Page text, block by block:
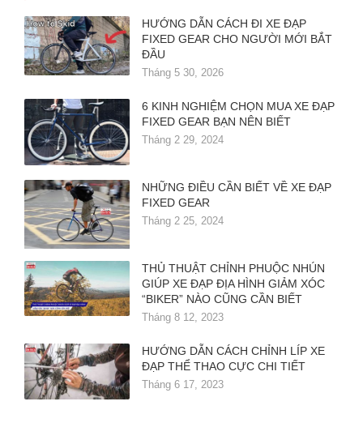
HƯỚNG DẪN CÁCH ĐI XE ĐẠP
FIXED GEAR CHO NGƯỜI MỚI BẮT
ĐẦU
Tháng 5 30, 2026
6 KINH NGHIỆM CHỌN MUA XE ĐẠP
FIXED GEAR BẠN NÊN BIẾT
Tháng 2 29, 2024
NHỮNG ĐIỀU CẦN BIẾT VỀ XE ĐẠP
FIXED GEAR
Tháng 2 25, 2024
THỦ THUẬT CHỈNH PHUỘC NHÚN
GIÚP XE ĐẠP ĐỊA HÌNH GIẢM XÓC
“BIKER” NÀO CŨNG CẦN BIẾT
Tháng 8 12, 2023
HƯỚNG DẪN CÁCH CHỈNH LÍP XE
ĐẠP THỂ THAO CỰC CHI TIẾT
Tháng 6 17, 2023